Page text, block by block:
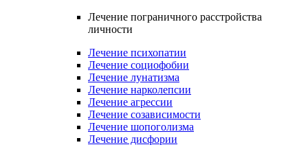
Лечение пограничного расстройства
личности
Лечение психопатии
Лечение социофобии
Лечение лунатизма
Лечение нарколепсии
Лечение агрессии
Лечение созависимости
Лечение шопоголизма
Лечение дисфории